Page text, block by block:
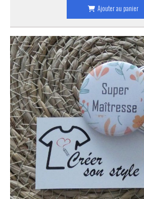
Ajouter au panier